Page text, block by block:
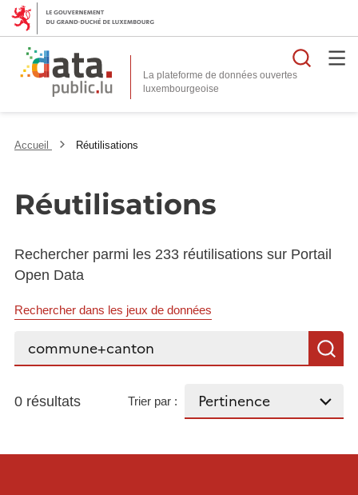
La plateforme de données ouvertes
Accueil Réutilisations
Réutilisations
Rechercher parmi les 233 réutilisations sur Portail
Open Data
Rechercher dans les jeux de données
0 résultats Trier par :